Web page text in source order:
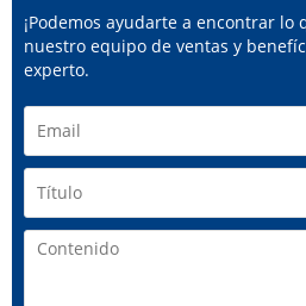
¡Podemos ayudarte a encontrar lo
nuestro equipo de ventas y
experto.